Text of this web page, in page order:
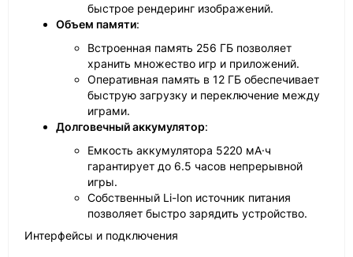
быстрое рендеринг изображений.
Объем памяти:
Встроенная память 256 ГБ позволяет
хранить множество игр и приложений.
Оперативная память в 12 ГБ обеспечивает
быструю загрузку и переключение между
играми.
Долговечный аккумулятор:
Емкость аккумулятора 5220 мА·ч
гарантирует до 6.5 часов непрерывной
игры.
Собственный Li-Ion источник питания
позволяет быстро зарядить устройство.
Интерфейсы и подключения